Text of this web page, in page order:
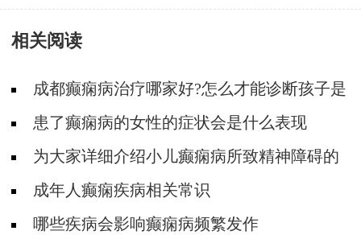
些？
相关阅读
成都癫痫病治疗哪家好?怎么才能诊断孩子是
不是得了癫痫?
患了癫痫病的女性的症状会是什么表现
为大家详细介绍小儿癫痫病所致精神障碍的
分类及表现
成年人癫痫疾病相关常识
哪些疾病会影响癫痫病频繁发作